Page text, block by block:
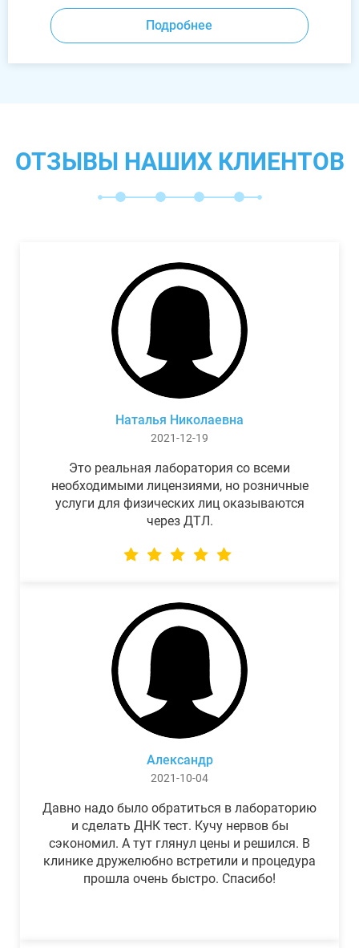
Подробнее
ОТЗЫВЫ НАШИХ КЛИЕНТОВ
Наталья Николаевна
2021-12-19
Это реальная лаборатория со всеми
необходимыми лицензиями, но розничные
услуги для физических лиц оказываются
через ДТЛ.
Александр
2021-10-04
Давно надо было обратиться в лабораторию
и сделать ДНК тест. Кучу нервов бы
сэкономил. А тут глянул цены и решился. В
клинике дружелюбно встретили и процедура
прошла очень быстро. Спасибо!